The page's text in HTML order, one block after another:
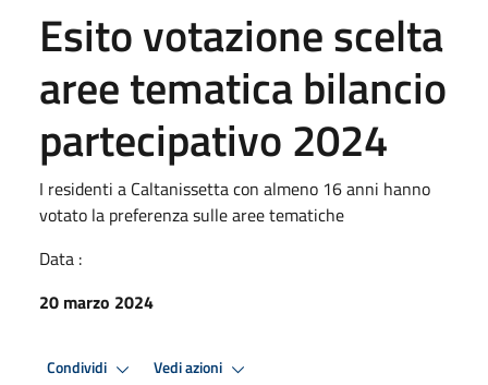
Esito votazione scelta
aree tematica bilancio
partecipativo 2024
I residenti a Caltanissetta con almeno 16 anni hanno
votato la preferenza sulle aree tematiche
Data :
20 marzo 2024
Condividi Vedi azioni